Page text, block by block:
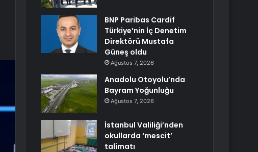
BNP Paribas Cardif
Türkiye’nin İç Denetim
Direktörü Mustafa
Güneş oldu
Ağustos 7, 2026
Anadolu Otoyolu’nda
Bayram Yoğunluğu
Ağustos 7, 2026
İstanbul Valiliği’nden
okullarda ‘mescit’
talimatı